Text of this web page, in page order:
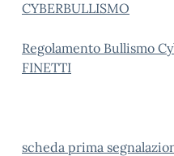
CYBERBULLISMO
Regolamento Bullismo
FINETTI
scheda prima